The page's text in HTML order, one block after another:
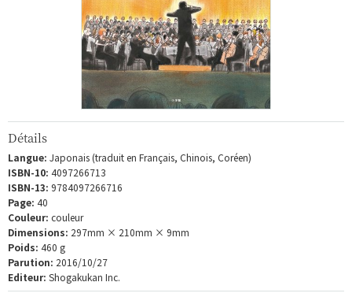
Détails
Langue: Japonais (traduit en Français, Chinois, Coréen)
ISBN-10: 4097266713
ISBN-13: 9784097266716
Page: 40
Couleur: couleur
Dimensions: 297mm × 210mm × 9mm
Poids: 460 g
Parution: 2016/10/27
Editeur: Shogakukan Inc.